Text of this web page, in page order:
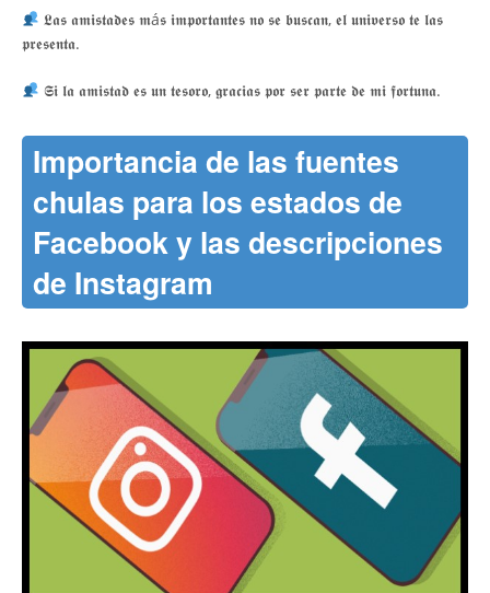
𝕷𝖆𝖘 𝖆𝖒𝖎𝖘𝖙𝖆𝖉𝖊𝖘 𝖒á𝖘 𝖎𝖒𝖕𝖔𝖗𝖙𝖆𝖓𝖙𝖊𝖘 𝖓𝖔 𝖘𝖊 𝖇𝖚𝖘𝖈𝖆𝖓, 𝖊𝖑 𝖚𝖓𝖎𝖛𝖊𝖗𝖘𝖔 𝖙𝖊 𝖑𝖆𝖘
𝖕𝖗𝖊𝖘𝖊𝖓𝖙𝖆.
𝕾𝖎 𝖑𝖆 𝖆𝖒𝖎𝖘𝖙𝖆𝖉 𝖊𝖘 𝖚𝖓 𝖙𝖊𝖘𝖔𝖗𝖔, 𝖌𝖗𝖆𝖈𝖎𝖆𝖘 𝖕𝖔𝖗 𝖘𝖊𝖗 𝖕𝖆𝖗𝖙𝖊 𝖉𝖊 𝖒𝖎 𝖋𝖔𝖗𝖙𝖚𝖓𝖆.
Importancia de las fuentes
chulas para los estados de
Facebook y las descripciones
de Instagram